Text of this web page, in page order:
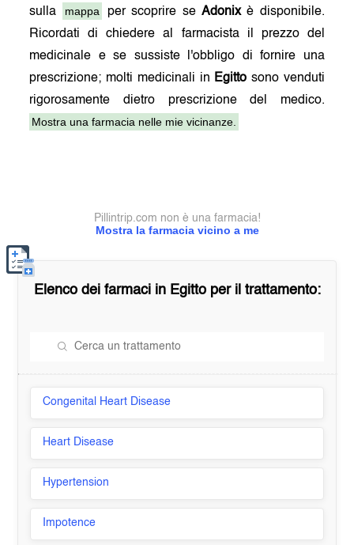
sulla mappa per scoprire se Adonixè disponibile.
Ricordati di chiedere al farmacista il prezzo del
medicinale e se sussiste l'obbligo di fornire una
prescrizione; molti medicinali in Egitto sono venduti
rigorosamente dietro prescrizione del medico.
Mostra una farmacia nelle mie vicinanze.
Mostra la farmacia vicino a me
Pillintrip.com non è una farmacia!
Elenco dei farmaci in Egittoper il trattamento:
Congenital Heart Disease
Heart Disease
Hypertension
Impotence